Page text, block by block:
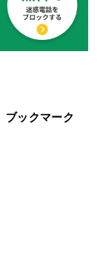
ブックマーク